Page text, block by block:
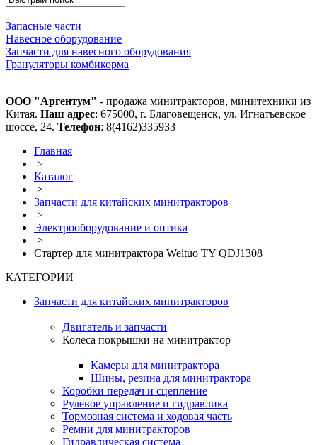
Запасные части
Навесное оборудование
Запчасти для навесного оборудования
Грануляторы комбикорма
ООО "Аргентум" - продажа минитракторов, минитехники из
Китая. Наш адрес: 675000, г. Благовещенск, ул. Игнатьевское
шоссе, 24. Телефон: 8(4162)335933
Главная
>
Каталог
>
Запчасти для китайских минитракторов
>
Электрооборудование и оптика
>
Стартер для минитрактора Weituo TY QDJ1308
КАТЕГОРИИ
Запчасти для китайских минитракторов
Двигатель и запчасти
Колеса покрышки на минитрактор
Камеры для минитрактора
Шины, резина для минитрактора
Коробки передач и сцепление
Рулевое управление и гидравлика
Тормозная система и ходовая часть
Ремни для минитракторов
Гидравлическая система